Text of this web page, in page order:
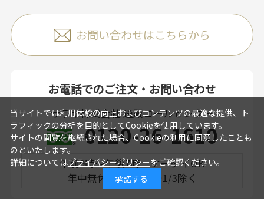
お問い合わせはこちらから
お電話でのご注文・お問い合わせ
サラヤ株式会社 通販コールセンター
0120-26-1610
午前9時～午後7時 ケータイOK
年中無休 ※12/31～1/3除く
当サイトでは利用体験の向上およびコンテンツの最適な提供、ト
ラフィックの分析を目的としてCookieを使用しています。
サイトの閲覧を継続された場合、Cookieの利用に同意したことも
のといたします。
詳細についてはプライバシーポリシーをご確認ください。
承諾する